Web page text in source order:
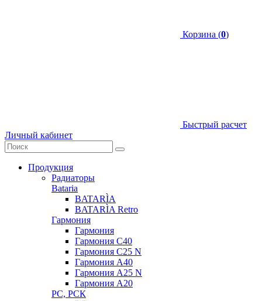
Корзина (0)
Быстрый расчет
Личный кабинет
Продукция
Радиаторы
Bataria
BATARÌA
BATARÌA Retro
Гармония
Гармония
Гармония С40
Гармония С25 N
Гармония А40
Гармония А25 N
Гармония А20
РС, РСК